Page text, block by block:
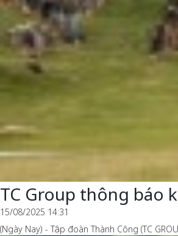
TC Group thông báo
15/08/2025 14:31
(Ngày Nay) - Tập đoàn Thành Công (TC